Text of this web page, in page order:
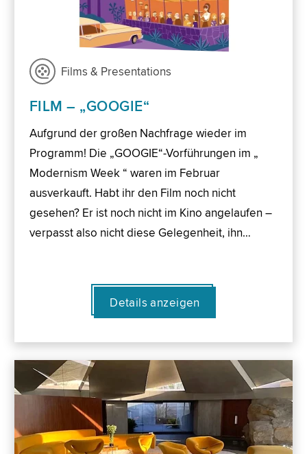
Films & Presentations
FILM – „GOOGIE“
Aufgrund der großen Nachfrage wieder im
Programm! Die „GOOGIE“-Vorführungen im „
Modernism Week “ waren im Februar
ausverkauft. Habt ihr den Film noch nicht
gesehen? Er ist noch nicht im Kino angelaufen –
verpasst also nicht diese Gelegenheit, ihn…
Details anzeigen